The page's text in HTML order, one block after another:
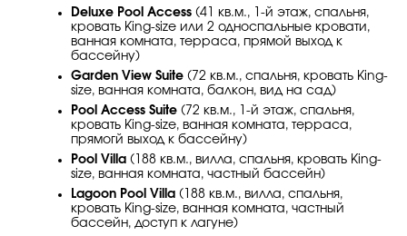
Deluxe Pool Access (41 кв.м., 1-й этаж, спальня,
кровать King-size или 2 односпальные кровати,
ванная комната, терраса, прямой выход к
бассейну)
Garden View Suite (72 кв.м., спальня, кровать King-
size, ванная комната, балкон, вид на сад)
Pool Access Suite (72 кв.м., 1-й этаж, спальня,
кровать King-size, ванная комната, терраса,
прямогй выход к бассейну)
Pool Villa (188 кв.м., вилла, спальня, кровать King-
size, ванная комната, частный бассейн)
Lagoon Pool Villa (188 кв.м., вилла, спальня,
кровать King-size, ванная комната, частный
бассейн, доступ к лагуне)